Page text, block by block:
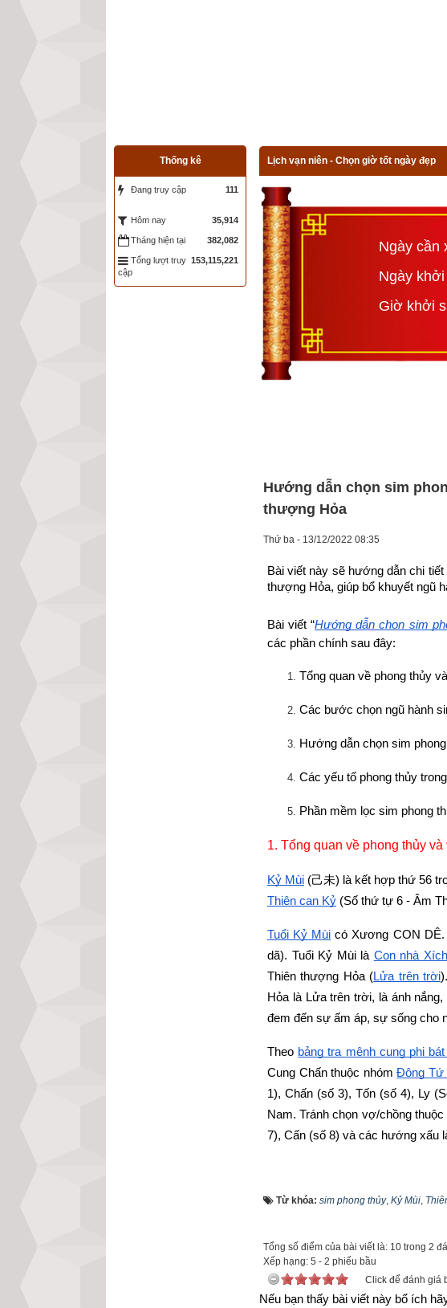
Lịch vạn niên - Chọn giờ tốt ngày đẹp
Ngày cần
Ngày
Giờ khởi
Hướng dẫn chọn sim
thượng Hỏa
Thứ ba - 13/12/2022 08:35
Bài viết này sẽ hướng dẫn chi
thượng Hỏa, giúp bổ khuyết ngũ
Bài viết “Hướng dẫn chọn sim
các phần chính sau đây:
Tổng quan về phong thủy
Các bước chọn ngũ hành
Hướng dẫn chọn sim
Các yếu tố phong thủy
Phần mềm lọc sim phong
1. Tổng quan về phong thủy
Kỷ Mùi (己未) là kết hợp thứ 56
Thiên can Kỷ (Số thứ tự 6 - Âm
Tuổi Kỷ Mùi có Xương CON
dã). Tuổi Kỷ Mùi là Con nhà
Thiên thượng Hỏa (Lửa trên trời
Hỏa là Lửa trên trời, là ánh
đem đến sự ấm áp, sự sống cho
Theo bảng tra mệnh cung phi
Cung Chấn thuộc nhóm Đông Tứ
1), Chấn (số 3), Tốn (số 4), Ly
Nam. Tránh chọn vợ/chồng thuộc
7), Cấn (số 8) và các hướng xấu
Từ khóa: sim phong thủy, Kỷ Mùi,
Tổng số điểm của bài viết là: 10 trong 2
Xếp hạng: 5 - 2 phiếu bầu
Click để đánh giá
Nếu bạn thấy bài viết này bổ ích
Thống kê
Đang truy cập 111
Hôm nay 35,914
Tháng hiện tại 382,082
Tổng lượt truy
cập
153,115,221